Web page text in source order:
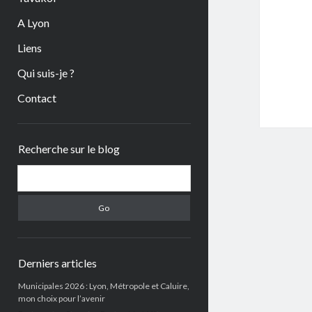
A Lyon
Liens
Qui suis-je ?
Contact
Recherche sur le blog
Derniers articles
Municipales 2026 : Lyon, Métropole et Caluire,
mon choix pour l’avenir